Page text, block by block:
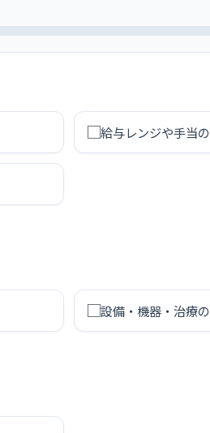
給与レンジや手当
設備・機器・治療